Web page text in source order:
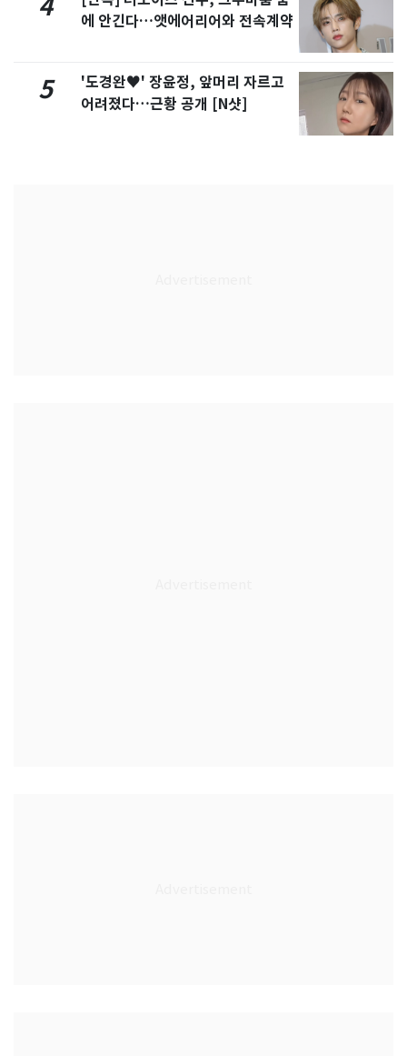
4
에 안긴다…앳에어리어와 전속계약
5
'도경완♥' 장윤정, 앞머리 자르고
어려졌다…근황 공개 [N샷]